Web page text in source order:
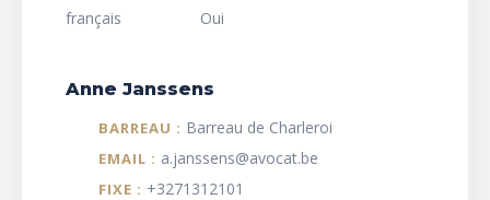
français Oui
Anne Janssens
BARREAU : Barreau de Charleroi
EMAIL : a.janssens@avocat.be
FIXE : +3271312101